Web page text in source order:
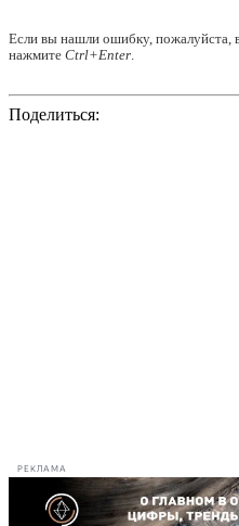
Если вы нашли ошибку, пожалуйста,
нажмите Ctrl+Enter.
Поделиться:
РЕКЛАМА